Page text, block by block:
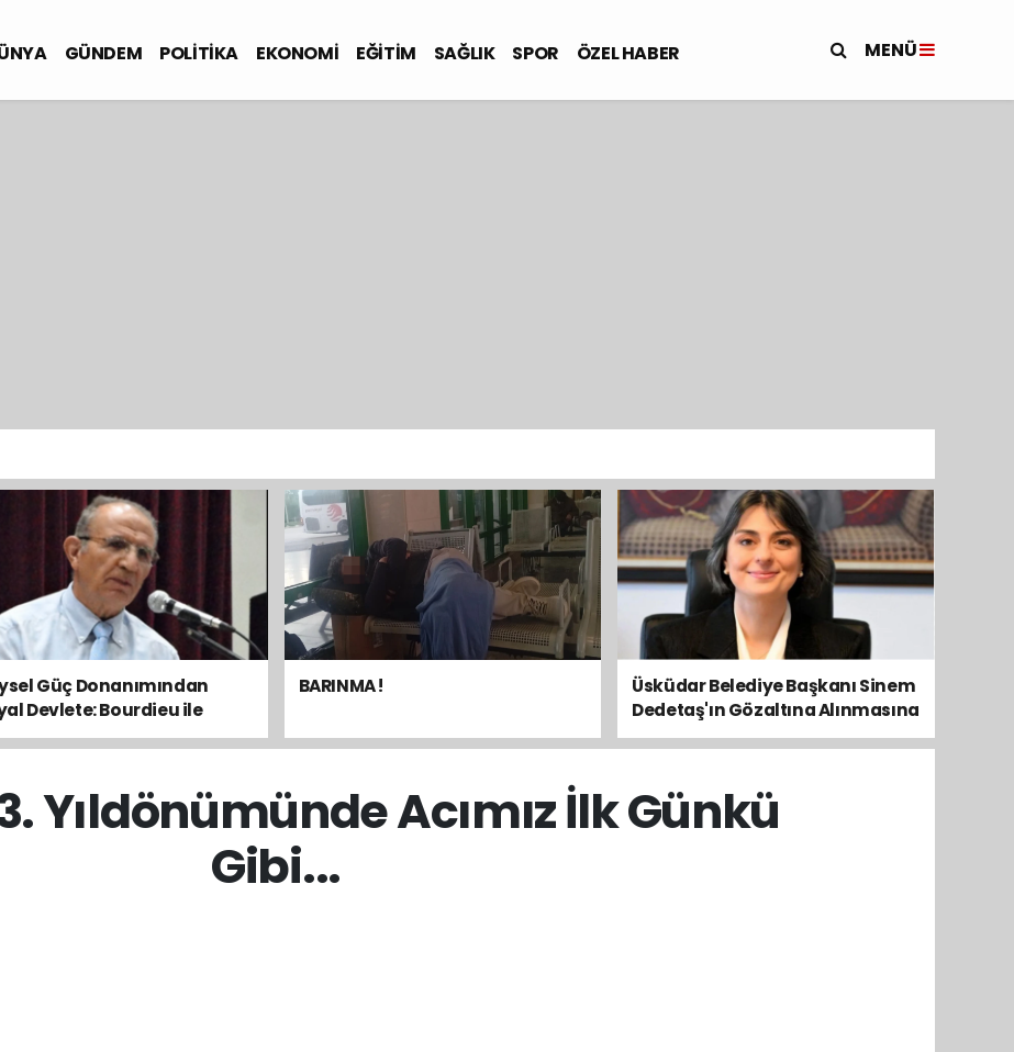
GÜNDEM POLİTİKA EKONOMİ EĞİTİM SAĞLIK SPOR ÖZEL HABER MENÜ
Güç Donanımından
Devlete: Bourdieu ile
Dengeyi Okumak
BARINMA !
Üsküdar Belediye Başkanı Sinem
Dedetaş'ın Gözaltına Alınmasına
Kamuoyundan Ve Siyasetten
Yıldönümünde Acımız İlk Günkü
Gibi...